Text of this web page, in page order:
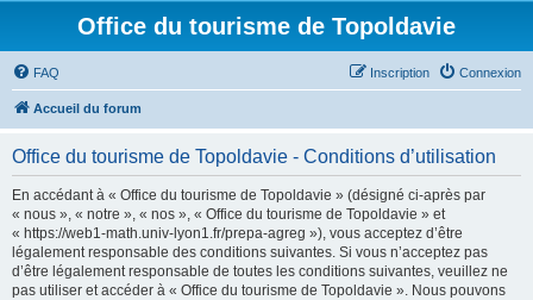
Office du tourisme de Topoldavie
FAQ Connexion
Inscription
Accueil du forum
Office du tourisme de Topoldavie - Conditions d’utilisation
En accédant à « Office du tourisme de Topoldavie » (désigné ci-après par
« nous », « notre », « nos », « Office du tourisme de Topoldavie » et
« https://web1-math.univ-lyon1.fr/prepa-agreg »), vous acceptez d’être
légalement responsable des conditions suivantes. Si vous n’acceptez pas
d’être légalement responsable de toutes les conditions suivantes, veuillez ne
pas utiliser et accéder à « Office du tourisme de Topoldavie ». Nous pouvons